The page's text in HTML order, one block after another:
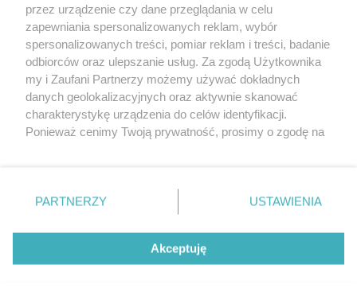
O FIRMIE POLITYKA PRYWATNOŚCI HOSTING
REKLAMA WSPÓŁPRACA RSS FACEBOOK KONTAKT
Nasze serwisy
Aktualności
Tcz24
Historia miasta
Muzyka i kultura
Archiwum wydarzeń
Zdjęcia miasta
przez urządzenie czy dane przeglądania w celu
zapewniania spersonalizowanych reklam, wybór
spersonalizowanych treści, pomiar reklam i treści, badanie
odbiorców oraz ulepszanie usług. Za zgodą Użytkownika
my i Zaufani Partnerzy możemy używać dokładnych
danych geolokalizacyjnych oraz aktywnie skanować
charakterystykę urządzenia do celów identyfikacji.
Ponieważ cenimy Twoją prywatność, prosimy o zgodę na
znajdujący się w lewym dolnym rogu strony
. Niektóre
przetwarzaniu. Preferencje będą miały zastosowania tylko
PARTNERZY USTAWIENIA
Akceptuję